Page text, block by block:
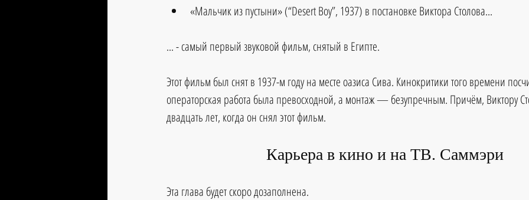
«Мальчик из пустыни» (“Desert Boy”, 1937) в постановке Виктора Столова...
... - самый первый звуковой фильм, снятый в Египте.
Этот фильм был снят в 1937-м году на месте оазиса Сива. Кинокритики того времени
операторская работа была превосходной, а монтаж — безупречным. Причём, Виктору
двадцать лет, когда он снял этот фильм.
Карьера в кино и на ТВ. Саммэри
Эта глава будет скоро дозаполнена.